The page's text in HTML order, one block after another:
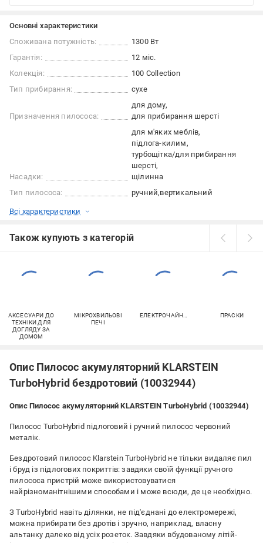
Основні характеристики
Споживана потужність:
1300 Вт
Гарантія:
12 міс.
Колекція:
100 Collection
Тип прибирання:
сухе
Призначення пилососа:
для дому
для прибирання шерсті
Насадки:
для м'яких меблів
підлога-килим
турбощітка/для прибирання
шерсті
щілинна
Тип пилососа:
ручний вертикальний
Всі характеристики
Також купують з категорій
АКСЕСУАРИ ДО
ТЕХНІКИ ДЛЯ
ДОГЛЯДУ ЗА
ДОМОМ
МІКРОХВИЛЬОВІ
ПЕЧІ
ПРАСКИ
Опис Пилосос акумуляторний KLARSTEIN
TurboHybrid бездротовий (10032944)
Опис Пилосос акумуляторний KLARSTEIN TurboHybrid (10032944)
Пилосос TurboHybrid підлоговий і ручний пилосос червоний
металік.
Бездротовий пилосос Klarstein TurboHybrid не тільки видаляє пил
і бруд із підлогових покриттів: завдяки своїй функції ручного
пилососа пристрій може використовуватися
найрізноманітнішими способами і може всюди, де це необхідно.
З TurboHybrid навіть ділянки, не під'єднані до електромережі,
можна прибирати без дротів і зручно, наприклад, власну
альтанку далеко від усіх розеток. Завдяки вбудованому літій-